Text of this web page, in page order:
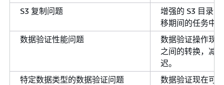
S3 复制问题
增强的 S3 目录
移期间的任务中
数据验证性能问题
数据验证操作现
之间的转换，减
迟。
特定数据类型的数据验证问题
数据验证现在可